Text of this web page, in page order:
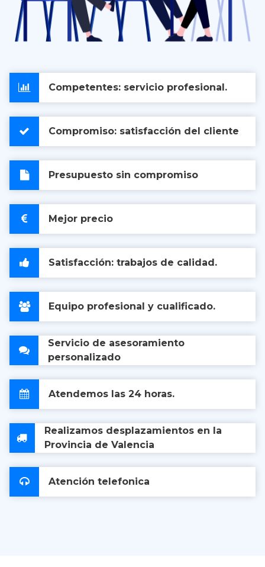
Competentes: servicio profesional.
Compromiso: satisfacción del cliente
Presupuesto sin compromiso
Mejor precio
Satisfacción: trabajos de calidad.
Equipo profesional y cualificado.
Servicio de asesoramiento
personalizado
Atendemos las 24 horas.
Realizamos desplazamientos en la
Provincia de Valencia
Atención telefonica